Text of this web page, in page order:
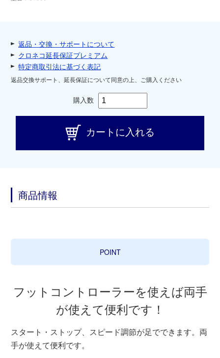
返品・交換・サポートについて
クロネコ延長保証プレミアム
特定商取引法に基づく表記
返品交換サポート、延長保証について同意の上、ご購入ください
購入数
カートに入れる
商品情報
POINT
フットコントローラーを使えば両手
が使えて便利です！
スタート・ストップ、スピード調節が足でできます。両
手が使えて便利です。